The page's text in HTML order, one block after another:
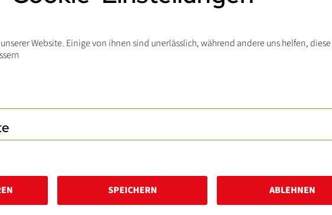
1.000 Hügel
im Jahr zählt Rheinhessen zu den wärmsten Regionen Deutschlands. Kein Wunder,
rote Farbtupfer mischen. Weinkenner wissen es längst: Mit Rebsorten wie
in weiß, rosé und rot begeistern die Fachwelt.
Individualisten – und sehr gastfreundlich. Eine Kombination, die Weinliebhaber
Sie immer wieder – herzlich – zu echten Entdeckungen ein.
Website. Einige von ihnen sind unerlässlich, während andere uns helfen,
SPEICHERN ABLEHNEN